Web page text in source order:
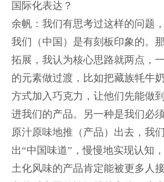
国际化表达？
余帆：我们有思考过这样的问题
我们（中国）是有刻板印象的。
拓展，我认为核心思路就两点，
的元素做过渡，比如把藏族牦牛
方式加入巧克力，让他们先能做
进我们的产品。另一种是我们必
原汁原味地推（产品）出去，我
出“中国味道”，慢慢地实现认知
土化风味的产品肯定能被更多人